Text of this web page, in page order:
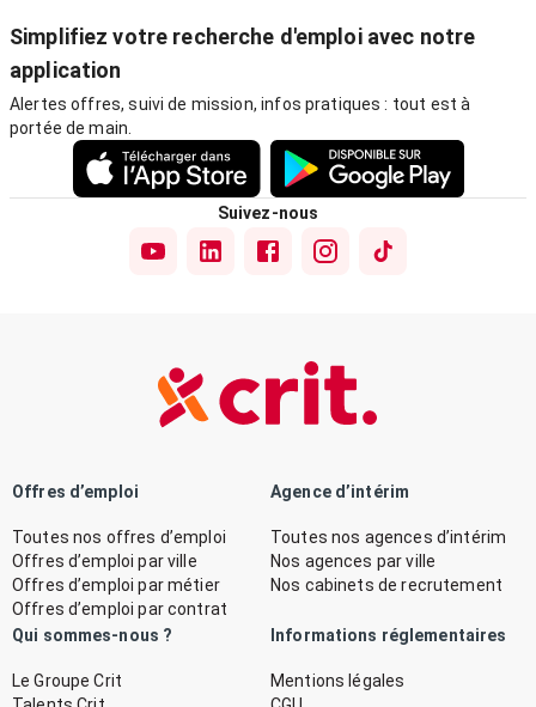
Simplifiez votre recherche d'emploi avec notre
application
Alertes offres, suivi de mission, infos pratiques : tout est à
portée de main.
Suivez-nous
Offres d’emploi
Toutes nos offres d’emploi
Offres d’emploi par ville
Offres d’emploi par métier
Offres d’emploi par contrat
Agence d’intérim
Toutes nos agences d’intérim
Nos agences par ville
Nos cabinets de recrutement
Qui sommes-nous ?
Le Groupe Crit
Informations réglementaires
Mentions légales